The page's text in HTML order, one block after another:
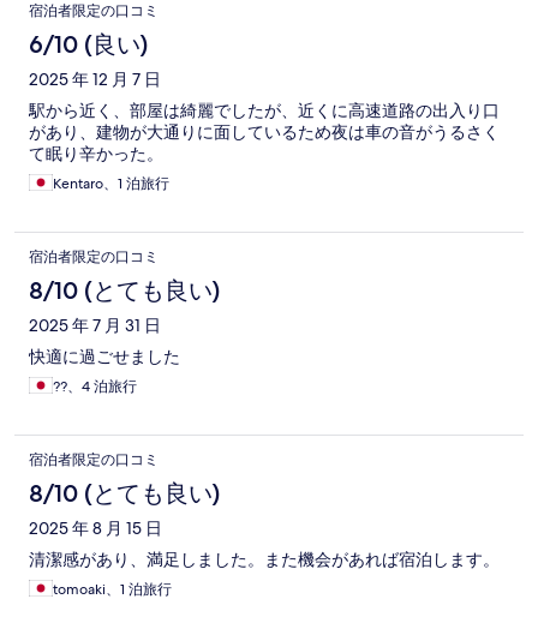
宿泊者限定の口コミ
6/10 (良い)
2025 年 12 月 7 日
駅から近く、部屋は綺麗でしたが、近くに高速道路の出入り口
があり、建物が大通りに面しているため夜は車の音がうるさく
て眠り辛かった。
Kentaro、1 泊旅行
宿泊者限定の口コミ
8/10 (とても良い)
2025 年 7 月 31 日
快適に過ごせました
??、4 泊旅行
宿泊者限定の口コミ
8/10 (とても良い)
2025 年 8 月 15 日
清潔感があり、満足しました。また機会があれば宿泊します。
tomoaki、1 泊旅行